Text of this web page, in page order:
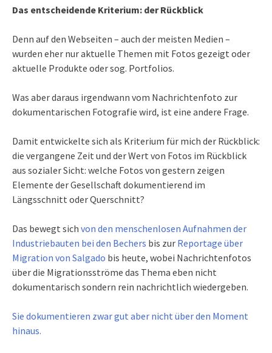
Das entscheidende Kriterium: der Rückblick
Denn auf den Webseiten – auch der meisten Medien –
wurden eher nur aktuelle Themen mit Fotos gezeigt oder
aktuelle Produkte oder sog. Portfolios.
Was aber daraus irgendwann vom Nachrichtenfoto zur
dokumentarischen Fotografie wird, ist eine andere Frage.
Damit entwickelte sich als Kriterium für mich der Rückblick:
die vergangene Zeit und der Wert von Fotos im Rückblick
aus sozialer Sicht: welche Fotos von gestern zeigen
Elemente der Gesellschaft dokumentierend im
Längsschnitt oder Querschnitt?
Das bewegt sich von den menschenlosen Aufnahmen der
Industriebauten bei den Bechers bis zur Reportage über
Migration von Salgado bis heute, wobei Nachrichtenfotos
über die Migrationsströme das Thema eben nicht
dokumentarisch sondern rein nachrichtlich wiedergeben.
Sie dokumentieren zwar gut aber nicht über den Moment
hinaus.